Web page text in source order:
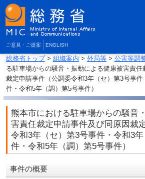
ご意見・ご提案 ENGLISH
総務省トップ> 組織案内 > 外局等> 公害等調
る駐車場からの騒音・振動による健康被害責任
裁定申請事件（公調委令和3年（セ）第3号事
件・令和5年（調）第5号事件）
熊本市における駐車場からの騒音
害責任裁定申請事件及び同原因裁
令和3年（セ）第3号事件・令和3
件・令和5年（調）第5号事件）
事件の概要